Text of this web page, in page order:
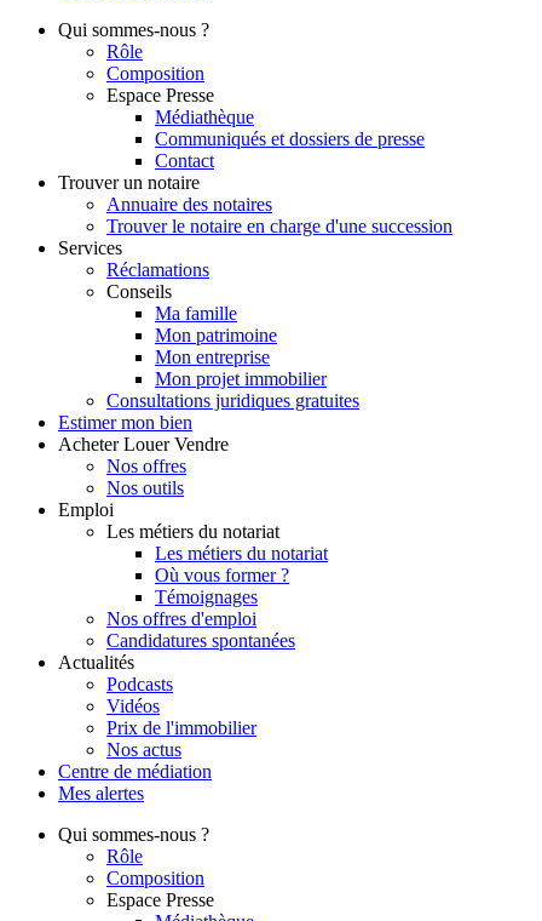
Qui sommes-nous ?
Rôle
Composition
Espace Presse
Médiathèque
Communiqués et dossiers de presse
Contact
Trouver un notaire
Annuaire des notaires
Trouver le notaire en charge d'une succession
Services
Réclamations
Conseils
Ma famille
Mon patrimoine
Mon entreprise
Mon projet immobilier
Consultations juridiques gratuites
Estimer mon bien
Acheter Louer Vendre
Nos offres
Nos outils
Emploi
Les métiers du notariat
Les métiers du notariat
Où vous former ?
Témoignages
Nos offres d'emploi
Candidatures spontanées
Actualités
Podcasts
Vidéos
Prix de l'immobilier
Nos actus
Centre de médiation
Mes alertes
Qui sommes-nous ?
Rôle
Composition
Espace Presse